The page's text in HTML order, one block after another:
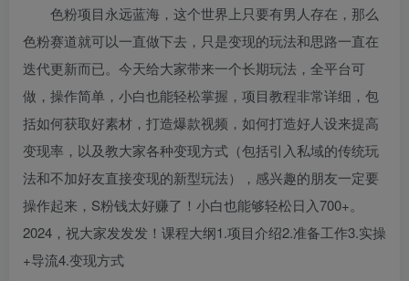
色粉项目永远蓝海，这个世界上只要有男人存在，那么
色粉赛道就可以一直做下去，只是变现的玩法和思路一直在
迭代更新而已。今天给大家带来一个长期玩法，全平台可
做，操作简单，小白也能轻松掌握，项目教程非常详细，包
括如何获取好素材，打造爆款视频，如何打造好人设来提高
变现率，以及教大家各种变现方式（包括引入私域的传统玩
法和不加好友直接变现的新型玩法），感兴趣的朋友一定要
操作起来，S粉钱太好赚了！小白也能够轻松日入700+。
2024，祝大家发发发！课程大纲1.项目介绍2.准备工作3.实操
+导流4.变现方式